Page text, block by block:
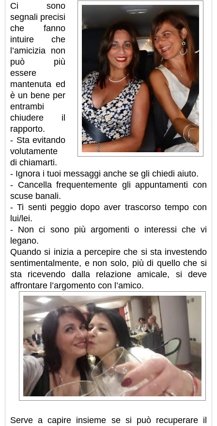
Ci sono
segnali precisi
che fanno
intuire che
l’amicizia non
può più
essere
mantenuta ed
è un bene per
entrambi
chiudere il
rapporto.
- Sta evitando
volutamente
di chiamarti.
- Ignora i tuoi messaggi anche se gli chiedi aiuto.
- Cancella frequentemente gli appuntamenti con
scuse banali.
- Ti senti peggio dopo aver trascorso tempo con
lui/lei.
- Non ci sono più argomenti o interessi che vi
legano.
Quando si inizia a percepire che si sta investendo
sentimentalmente, e non solo, più di quello che si
sta ricevendo dalla relazione amicale, si deve
affrontare l’argomento con l’amico.
Serve a capire insieme se si può recuperare il